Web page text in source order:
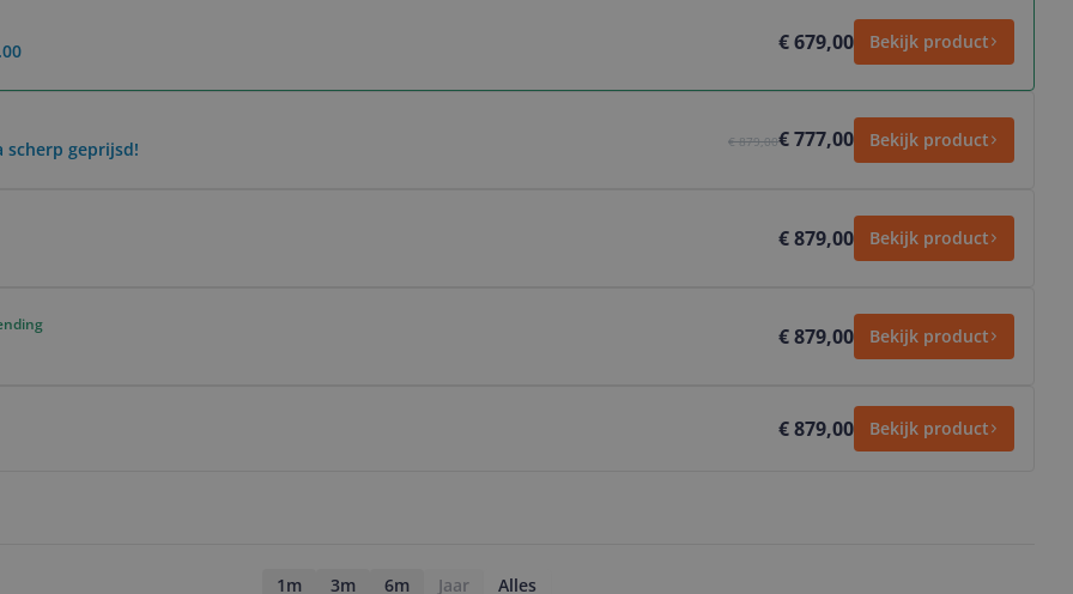
€ 679,00 Bekijk product
scherp geprijsd! € 879,00€ 777,00 Bekijk product
€ 879,00 Bekijk product
€ 879,00 Bekijk product
€ 879,00 Bekijk product
1m 3m 6m Jaar Alles